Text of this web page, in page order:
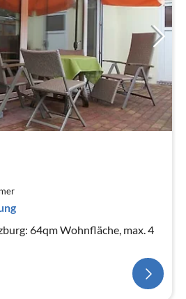
64qm Wohnfläche, max. 4